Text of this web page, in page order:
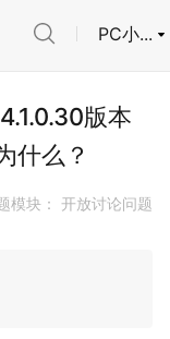
PC小...
版本
什么？
模块： 开放讨论问题